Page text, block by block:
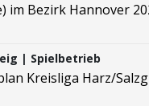
im Bezirk Hannover
| Spielbetrieb
Kreisliga Harz/